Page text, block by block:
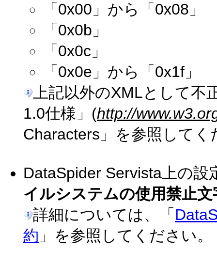
「0x00」から「0x08」
「0x0b」
「0x0c」
「0x0e」から「0x1f」
上記以外のXMLとして
1.0仕様」(http://
Characters」を参照してく
DataSpider Servista上の設
イルシステムの使用禁止文
詳細については、「
約 」を参照してください。